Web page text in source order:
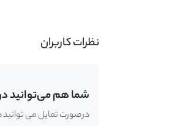
نظرات کاربران
شما هم می‌توانید
درصورت تمایل می